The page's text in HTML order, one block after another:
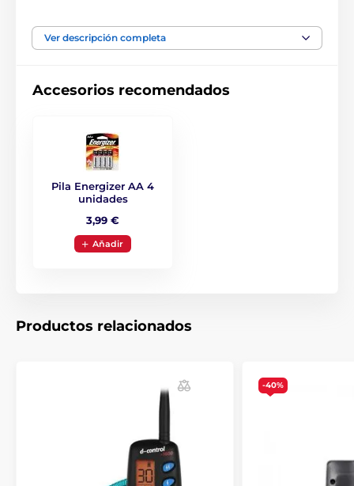
Las especificaciones técnicas pueden cambiar sin
previo aviso. Las imágenes tienen únicamente
Accesorios Collares de adiestramiento
Transmisores para collares de adiestramiento
Dogtrace
Ver descripción completa
Accesorios recomendados
Pila Energizer AA 4
unidades
3,99 €
Aňadir
Productos relacionados
-40%